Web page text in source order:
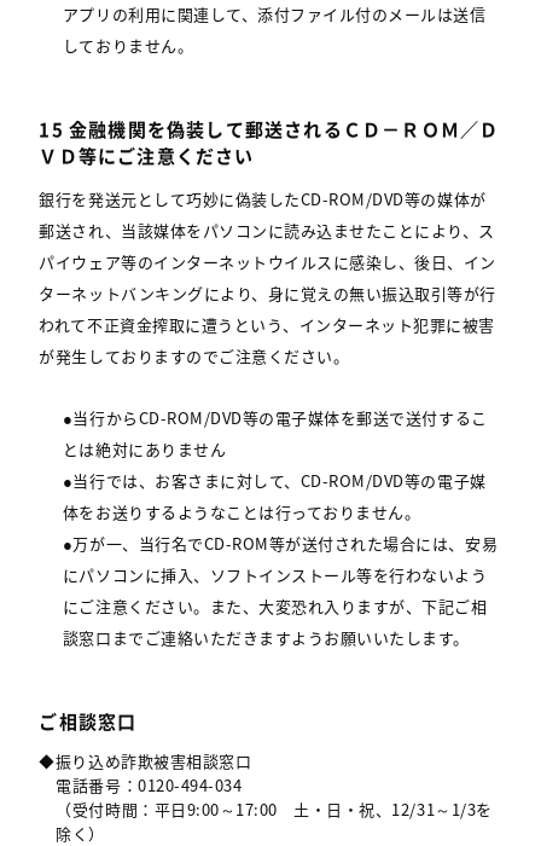
アプリの利用に関連して、添付ファイル付のメールは送信
しておりません。
15 金融機関を偽装して郵送されるＣＤ－ＲＯＭ／Ｄ
ＶＤ等にご注意ください
銀行を発送元として巧妙に偽装したCD-ROM/DVD等の媒体が
郵送され、当該媒体をパソコンに読み込ませたことにより、ス
パイウェア等のインターネットウイルスに感染し、後日、イン
ターネットバンキングにより、身に覚えの無い振込取引等が行
われて不正資金搾取に遭うという、インターネット犯罪に被害
が発生しておりますのでご注意ください。
●当行からCD-ROM/DVD等の電子媒体を郵送で送付するこ
とは絶対にありません
●当行では、お客さまに対して、CD-ROM/DVD等の電子媒
体をお送りするようなことは行っておりません。
●万が一、当行名でCD-ROM等が送付された場合には、安易
にパソコンに挿入、ソフトインストール等を行わないよう
にご注意ください。また、大変恐れ入りますが、下記ご相
談窓口までご連絡いただきますようお願いいたします。
ご相談窓口
◆振り込め詐欺被害相談窓口
電話番号：0120-494-034
（受付時間：平日9:00～17:00 土・日・祝、12/31～1/3を
除く）